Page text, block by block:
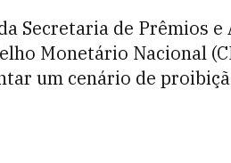
Secretaria de Prêmios
Monetário Nacional
um cenário de